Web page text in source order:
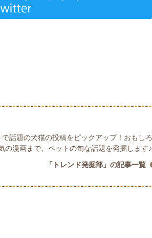
話題の犬猫の投稿をピックアップ！おもしろ
の漫画まで、ペットの旬な話題を発掘します♪
「トレンド発掘部」の記事一覧